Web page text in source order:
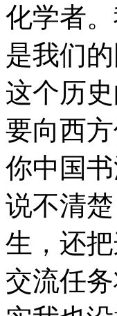
化学者
是我们
这个历
要向西
你中国
说不清
生，还
交流任